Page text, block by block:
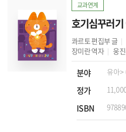
교과연계
호기심꾸러
콰르토 편집부 글
장미란역자 웅
분야 유아>
정가
ISBN